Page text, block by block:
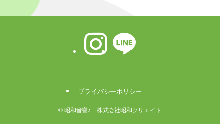
プライバシーポリシー
© 昭和音響♪ 株式会社昭和クリエイト